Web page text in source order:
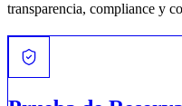
transparencia, compliance y